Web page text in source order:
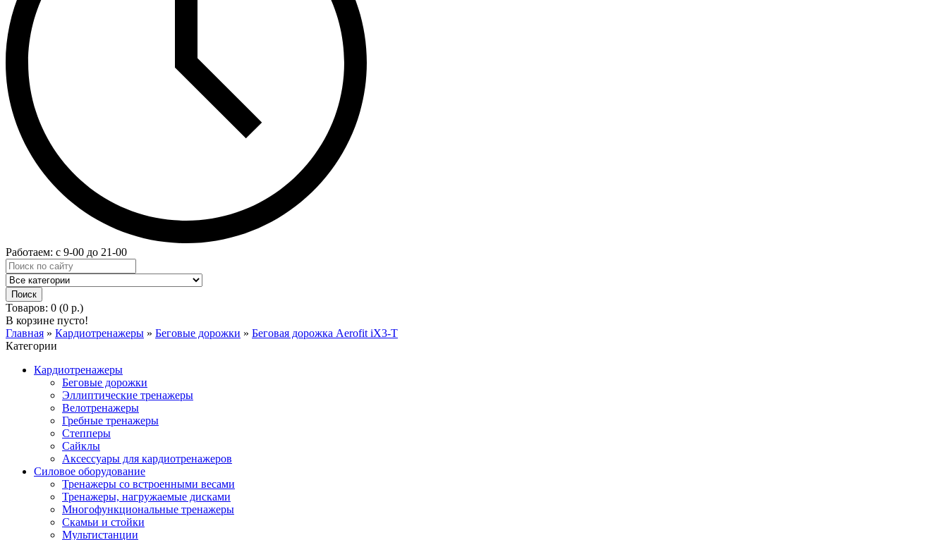
Работаем: с 9-00 до 21-00
Товаров: 0 (0 р.)
В корзине пусто!
Главная » Кардиотренажеры » Беговые дорожки » Беговая дорожка Aerofit iX3-T
Категории
Кардиотренажеры
Беговые дорожки
Эллиптические тренажеры
Велотренажеры
Гребные тренажеры
Степперы
Сайклы
Аксессуары для кардиотренажеров
Силовое оборудование
Тренажеры со встроенными весами
Тренажеры, нагружаемые дисками
Многофункциональные тренажеры
Скамьи и стойки
Мультистанции